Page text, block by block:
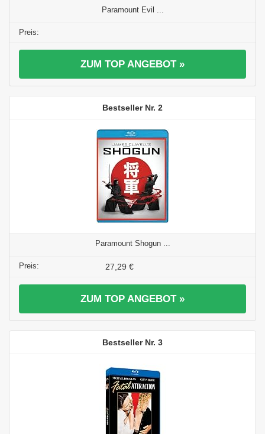
Paramount Evil ...
ZUM TOP ANGEBOT »
2
Paramount Shogun ...
27,29 €
ZUM TOP ANGEBOT »
3